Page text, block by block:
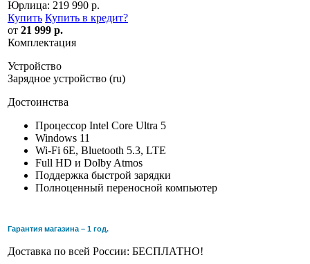
Юрлица: 219 990 р.
Купить Купить в кредит?
от 21 999 р.
Комплектация
Устройство
Зарядное устройство (ru)
Достоинства
Процессор Intel Core Ultra 5
Windows 11
Wi-Fi 6E, Bluetooth 5.3, LTE
Full HD и Dolby Atmos
Поддержка быстрой зарядки
Полноценный переносной компьютер
Гарантия магазина – 1 год.
Доставка по всей России: БЕСПЛАТНО!